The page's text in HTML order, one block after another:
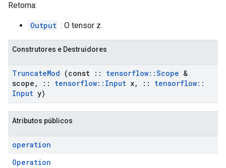
Retorna:
Output : O tensor z.
Construtores e Destruidores
TruncateMod (const :: tensorflow::Scope &
scope , :: tensorflow:: Input x, :: tensorflow::
Input y)
Atributos públicos
operation
Operation